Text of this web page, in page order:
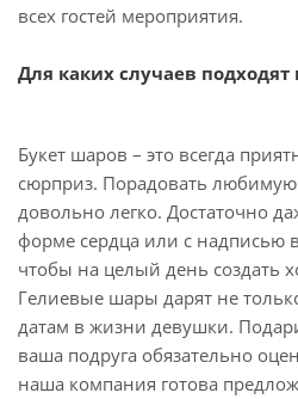
всех гостей мероприятия.
Для каких случаев
Букет шаров – это всегда
сюрприз. Порадовать
довольно легко. Достаточно
форме сердца или с надписью
чтобы на целый день создать
Гелиевые шары дарят не
датам в жизни девушки.
ваша подруга обязательно
наша компания готова